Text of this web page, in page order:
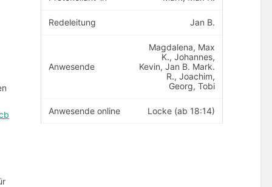
Redeleitung Jan B.
Anwesende
Magdalena, Max
K., Johannes,
Kevin, Jan B. Mark.
R., Joachim,
Georg, Tobi
Anwesende online Locke (ab 18:14)